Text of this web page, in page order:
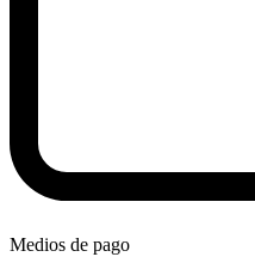
Medios de pago